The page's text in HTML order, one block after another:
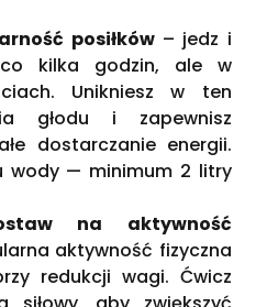
posiłków– jedz i
kilka godzin, ale w
Unikniesz w ten
głodu i zapewnisz
dostarczanie energii.
wody — minimum 2 litry
na aktywność
aktywność fizyczna
redukcji wagi. Ćwicz